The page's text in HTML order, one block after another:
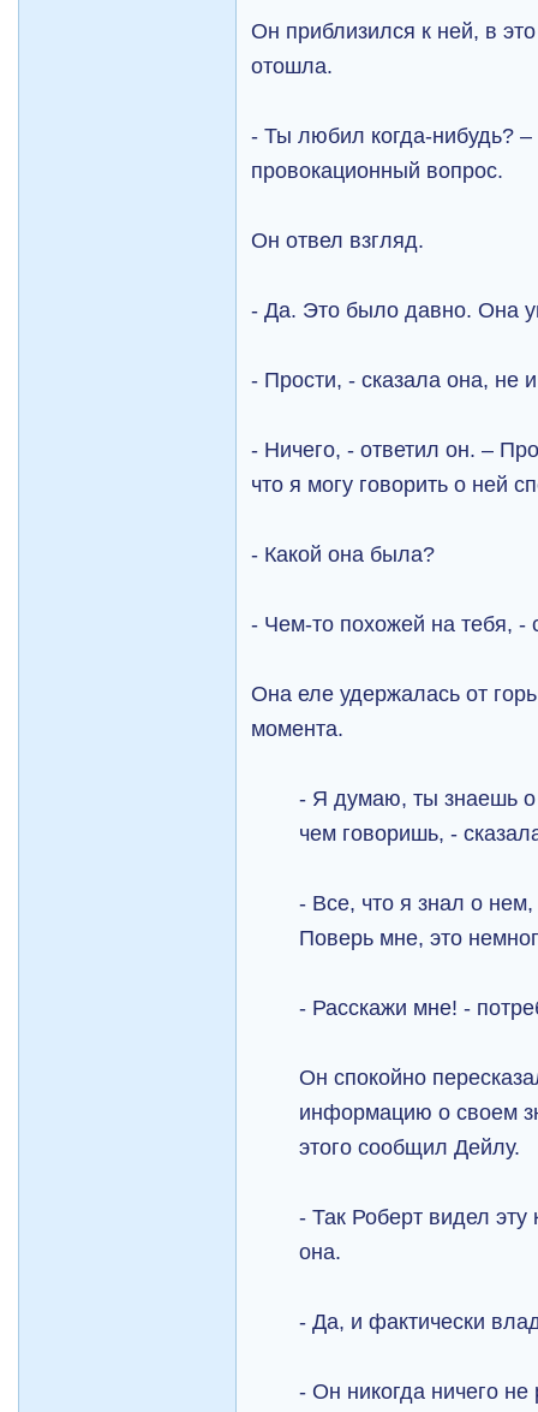
Он приблизился к ней, в
отошла.
- Ты любил когда-нибудь?
провокационный вопрос.
Он отвел взгляд.
- Да. Это было давно. Она
- Прости, - сказала она, не
- Ничего, - ответил он. –
что я могу говорить о ней
- Какой она была?
- Чем-то похожей на тебя, -
Она еле удержалась от
момента.
- Я думаю, ты знаешь
чем говоришь, -
- Все, что я знал о
Поверь мне, это
- Расскажи мне! -
Он спокойно
информацию о своем
этого сообщил Дейлу.
- Так Роберт видел эту
она.
- Да, и фактически
- Он никогда ничего